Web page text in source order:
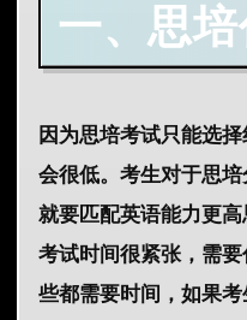
一、思
因为思培考试只能选
会很低。考生对于思
就要匹配英语能力更
考试时间很紧张，需
些都需要时间，如果